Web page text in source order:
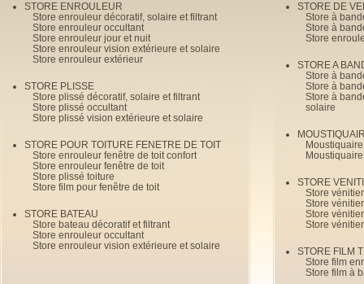
STORE ENROULEUR
Store enrouleur décoratif, solaire et filtrant
Store enrouleur occultant
Store enrouleur jour et nuit
Store enrouleur vision extérieure et solaire
Store enrouleur extérieur
STORE PLISSE
Store plissé décoratif, solaire et filtrant
Store plissé occultant
Store plissé vision extérieure et solaire
STORE POUR TOITURE FENETRE DE TOIT
Store enrouleur fenêtre de toit confort
Store enrouleur fenêtre de toit
Store plissé toiture
Store film pour fenêtre de toit
STORE BATEAU
Store bateau décoratif et filtrant
Store enrouleur occultant
Store enrouleur vision extérieure et solaire
STORE DE
Store à
Store à
Store
STORE A
Store à
Store à
Store à
solaire
STORE
Store
Store
Store
Store
STORE FILM
Store film
Store film à